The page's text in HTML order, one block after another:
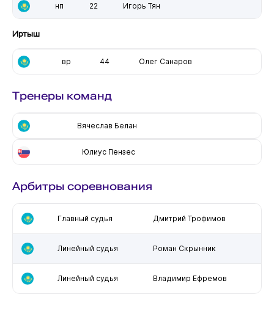
нп 22 Игорь Тян
Иртыш
вр 44 Олег Санаров
Тренеры команд
Вячеслав Белан
Юлиус Пензес
Арбитры соревнования
Главный судья Дмитрий Трофимов
Линейный судья Роман Скрынник
Линейный судья Владимир Ефремов